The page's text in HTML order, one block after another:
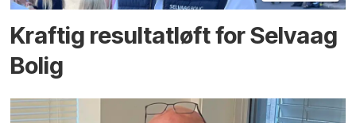
Kraftig resultatløft for Selvaag
Bolig